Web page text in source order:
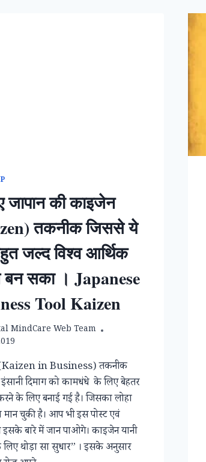
जापान की काइजेन
तकनीक जिससे ये
जल्द विश्व आर्थिक
बन सका । Japanese
Tool Kaizen
MindCare Web Team
in Business) तकनीक
दिमाग को कामधंधे के लिए बेहतर
के लिए बनाई गई है। जिसका लोहा
मान चुकी है। आप भी इस पोस्ट एवं
इसके बारे में जान पाओगे। काइजेन यानी
थोड़ा सा सुधार” । इसके अनुसार